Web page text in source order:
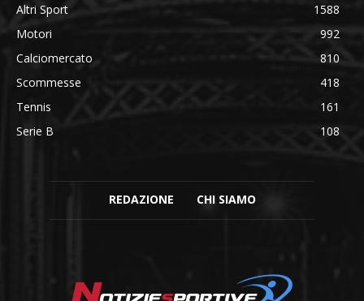
Altri Sport
1588
Motori
992
Calciomercato
810
Scommesse
418
Tennis
161
Serie B
108
REDAZIONE CHI SIAMO